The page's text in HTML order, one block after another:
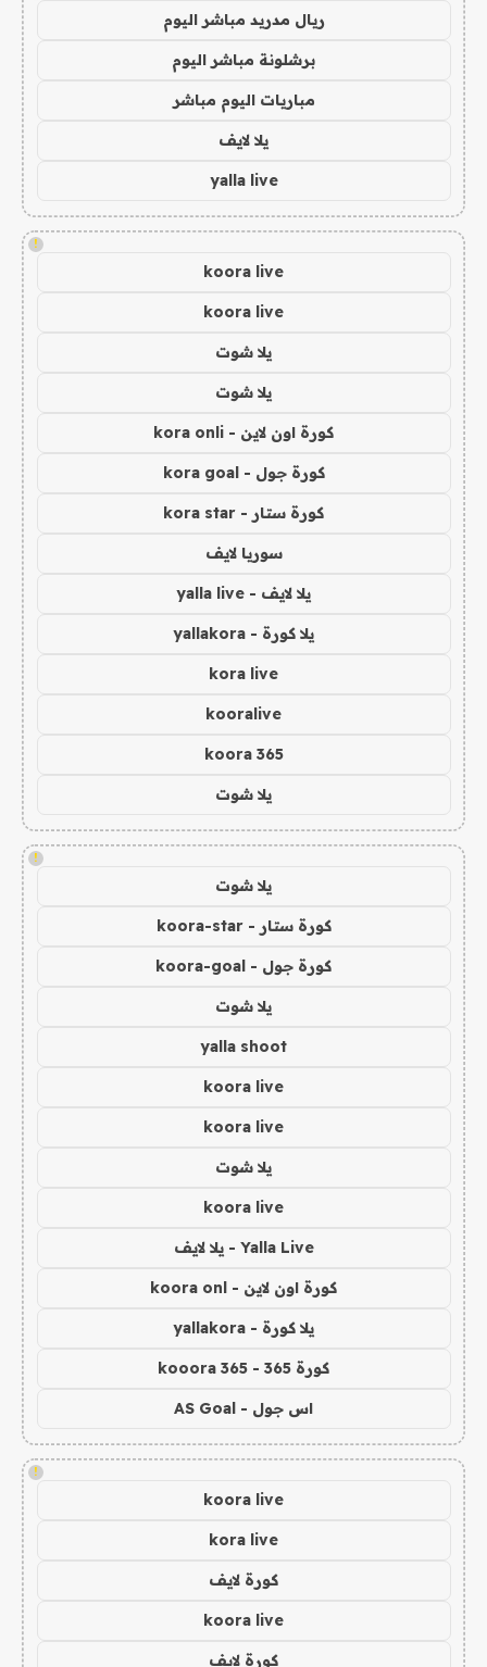
ريال مدريد مباشر اليوم
برشلونة مباشر اليوم
مباريات اليوم مباشر
يلا لايف
yalla live
!
koora live
koora live
يلا شوت
يلا شوت
كورة اون لاين - kora onli
كورة جول - kora goal
كورة ستار - kora star
سوريا لايف
يلا لايف - yalla live
يلا كورة - yallakora
kora live
kooralive
koora 365
يلا شوت
!
يلا شوت
كورة ستار - koora-star
كورة جول - koora-goal
يلا شوت
yalla shoot
koora live
koora live
يلا شوت
koora live
Yalla Live - يلا لايف
كورة اون لاين - koora onl
يلا كورة - yallakora
كورة 365 - kooora 365
اس جول - AS Goal
!
koora live
kora live
كورة لايف
koora live
كورة لايف